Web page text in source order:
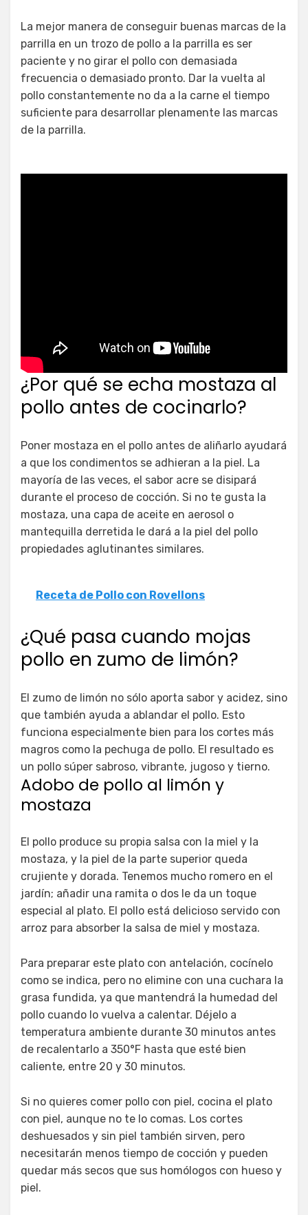
La mejor manera de conseguir buenas marcas de la
parrilla en un trozo de pollo a la parrilla es ser
paciente y no girar el pollo con demasiada
frecuencia o demasiado pronto. Dar la vuelta al
pollo constantemente no da a la carne el tiempo
suficiente para desarrollar plenamente las marcas
de la parrilla.
¿Por qué se echa mostaza al
pollo antes de cocinarlo?
Poner mostaza en el pollo antes de aliñarlo ayudará
a que los condimentos se adhieran a la piel. La
mayoría de las veces, el sabor acre se disipará
durante el proceso de cocción. Si no te gusta la
mostaza, una capa de aceite en aerosol o
mantequilla derretida le dará a la piel del pollo
propiedades aglutinantes similares.
Receta de Pollo con Rovellons
¿Qué pasa cuando mojas
pollo en zumo de limón?
El zumo de limón no sólo aporta sabor y acidez, sino
que también ayuda a ablandar el pollo. Esto
funciona especialmente bien para los cortes más
magros como la pechuga de pollo. El resultado es
un pollo súper sabroso, vibrante, jugoso y tierno.
Adobo de pollo al limón y
mostaza
El pollo produce su propia salsa con la miel y la
mostaza, y la piel de la parte superior queda
crujiente y dorada. Tenemos mucho romero en el
jardín; añadir una ramita o dos le da un toque
especial al plato. El pollo está delicioso servido con
arroz para absorber la salsa de miel y mostaza.
Para preparar este plato con antelación, cocínelo
como se indica, pero no elimine con una cuchara la
grasa fundida, ya que mantendrá la humedad del
pollo cuando lo vuelva a calentar. Déjelo a
temperatura ambiente durante 30 minutos antes
de recalentarlo a 350°F hasta que esté bien
caliente, entre 20 y 30 minutos.
Si no quieres comer pollo con piel, cocina el plato
con piel, aunque no te lo comas. Los cortes
deshuesados y sin piel también sirven, pero
necesitarán menos tiempo de cocción y pueden
quedar más secos que sus homólogos con hueso y
piel.